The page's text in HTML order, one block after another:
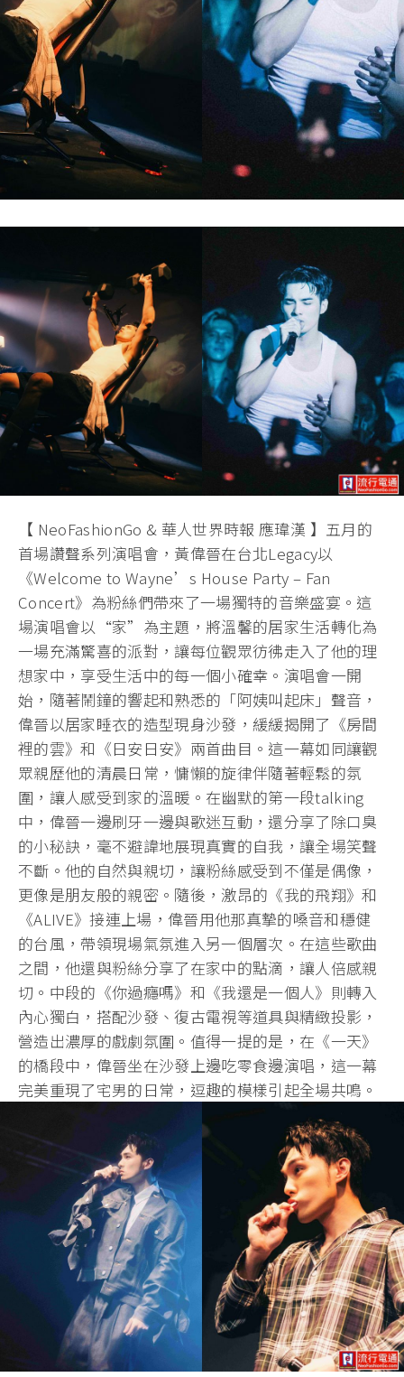
【 NeoFashionGo & 華人世界時報 應瑋漢 】五月的
首場讚聲系列演唱會，黃偉晉在台北Legacy以
《Welcome to Wayne’s House Party – Fan
Concert》為粉絲們帶來了一場獨特的音樂盛宴。這
場演唱會以“家”為主題，將溫馨的居家生活轉化為
一場充滿驚喜的派對，讓每位觀眾彷彿走入了他的理
想家中，享受生活中的每一個小確幸。演唱會一開
始，隨著鬧鐘的響起和熟悉的「阿姨叫起床」聲音，
偉晉以居家睡衣的造型現身沙發，緩緩揭開了《房間
裡的雲》和《日安日安》兩首曲目。這一幕如同讓觀
眾親歷他的清晨日常，慵懶的旋律伴隨著輕鬆的氛
圍，讓人感受到家的溫暖。在幽默的第一段talking
中，偉晉一邊刷牙一邊與歌迷互動，還分享了除口臭
的小秘訣，毫不避諱地展現真實的自我，讓全場笑聲
不斷。他的自然與親切，讓粉絲感受到不僅是偶像，
更像是朋友般的親密。隨後，激昂的《我的飛翔》和
《ALIVE》接連上場，偉晉用他那真摯的嗓音和穩健
的台風，帶領現場氣氛進入另一個層次。在這些歌曲
之間，他還與粉絲分享了在家中的點滴，讓人倍感親
切。中段的《你過癮嗎》和《我還是一個人》則轉入
內心獨白，搭配沙發、復古電視等道具與精緻投影，
營造出濃厚的戲劇氛圍。值得一提的是，在《一天》
的橋段中，偉晉坐在沙發上邊吃零食邊演唱，這一幕
完美重現了宅男的日常，逗趣的模樣引起全場共鳴。